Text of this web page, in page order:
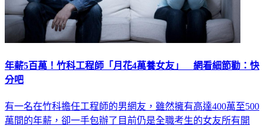
年薪5百萬！竹科工程師「月花4萬養女友」 網看細節勸：快
分吧
有一名在竹科擔任工程師的男網友，雖然擁有高達400萬至500
萬間的年薪，卻一手包辦了目前仍是全職考生的女友所有開